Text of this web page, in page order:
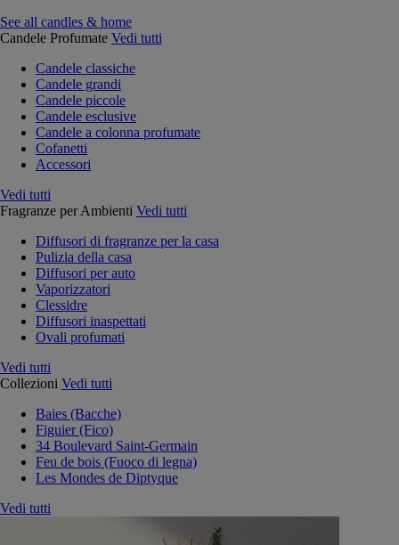
See all candles & home
Candele Profumate Vedi tutti
Candele classiche
Candele grandi
Candele piccole
Candele esclusive
Candele a colonna profumate
Cofanetti
Accessori
Vedi tutti
Fragranze per Ambienti Vedi tutti
Diffusori di fragranze per la casa
Pulizia della casa
Diffusori per auto
Vaporizzatori
Clessidre
Diffusori inaspettati
Ovali profumati
Vedi tutti
Collezioni Vedi tutti
Baies (Bacche)
Figuier (Fico)
34 Boulevard Saint-Germain
Feu de bois (Fuoco di legna)
Les Mondes de Diptyque
Vedi tutti